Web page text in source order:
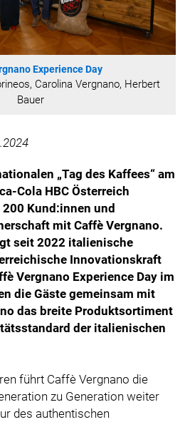
STIFTUNG
Experience Day
Carolina Vergnano, Herbert
Bauer
„Tag des Kaffees“ am
Cola HBC Österreich
Kund:innen und
mit Caffè Vergnano.
seit 2022 italienische
Innovationskraft
Vergnano Experience Day im
die Gäste gemeinsam mit
das breite Produktsortiment
der italienischen
führt Caffè Vergnano die
zu Generation weiter
des authentischen